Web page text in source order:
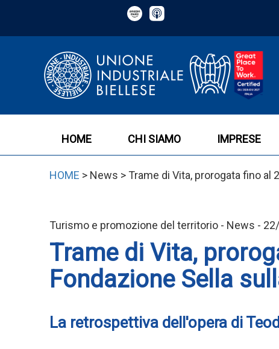
HOME CHI SIAMO IMPRESE
HOME > News > Trame di Vita, prorogata fino
Turismo e promozione del territorio - News -
Trame di Vita,
Fondazione Sella
La retrospettiva dell'opera di